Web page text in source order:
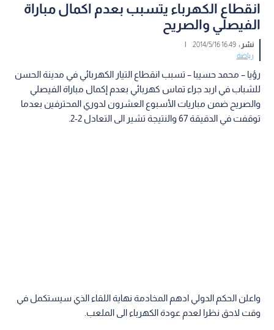
انقطاع الكهرباء يتسبب بعدم اكمال مباراة
الفيصلي والصريح
نشر :16:49 2014/5/16
|
رياضة
رؤيا – محمد حسيبا – تسبب انقطاع التيار الكهربائي في مدينة الحسن
للشباب في اربد جراء تماس كهربائي بعدم إكمال مباراة الفيصلي
والصريح ضمن مباريات الأسبوع العشرون لدوري المحترفين بعدما
توقفت في الدقيقة 67 والنتيجة تشير الى التعادل 2-2.
واعلن الحكم الدولي ادهم المخادمة نهاية اللقاء الذي سيستكمل في
وقت لاحق نظرا لعدم عودة الكهرباء الى الملعب.